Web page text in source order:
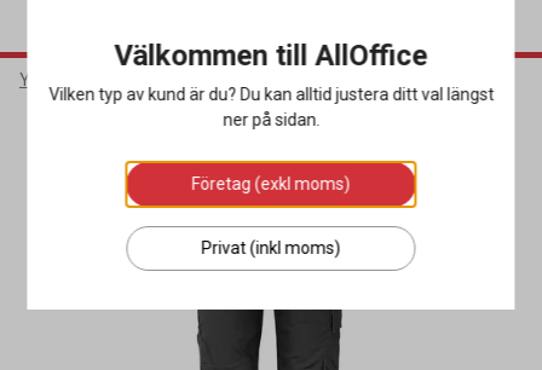
Yrkeskläder & Skydd
Miljöval
Välkommen till AllOffice
Vilken typ av kund är du? Du kan alltid justera ditt val längst
ner på sidan.
Företag (exkl moms)
Privat (inkl moms)